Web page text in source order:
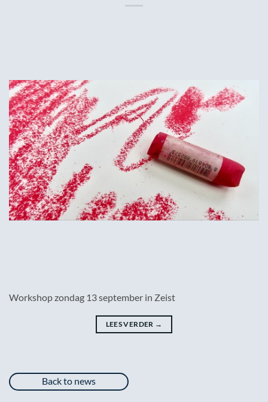
Workshop zondag 13 september in Zeist
LEES VERDER →
Back to news